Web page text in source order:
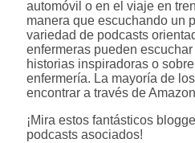
automóvil o en el viaje en
manera que escuchando un
variedad de podcasts
enfermeras pueden
historias inspiradoras o
enfermería. La mayoría de
encontrar a través de
¡Mira estos fantásticos
podcasts asociados!